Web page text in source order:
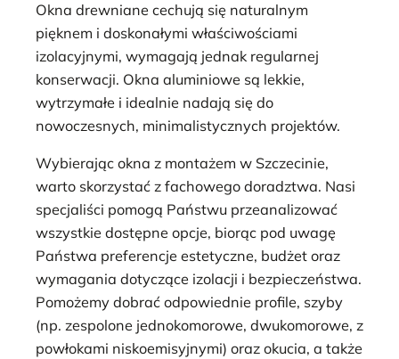
Okna drewniane cechują się naturalnym
pięknem i doskonałymi właściwościami
izolacyjnymi, wymagają jednak regularnej
konserwacji. Okna aluminiowe są lekkie,
wytrzymałe i idealnie nadają się do
nowoczesnych, minimalistycznych projektów.
Wybierając okna z montażem w Szczecinie,
warto skorzystać z fachowego doradztwa. Nasi
specjaliści pomogą Państwu przeanalizować
wszystkie dostępne opcje, biorąc pod uwagę
Państwa preferencje estetyczne, budżet oraz
wymagania dotyczące izolacji i bezpieczeństwa.
Pomożemy dobrać odpowiednie profile, szyby
(np. zespolone jednokomorowe, dwukomorowe, z
powłokami niskoemisyjnymi) oraz okucia, a także